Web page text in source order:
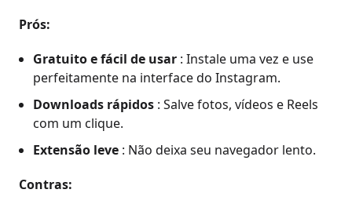
Prós:
Gratuito e fácil de usar : Instale uma vez e use
perfeitamente na interface do Instagram.
Downloads rápidos : Salve fotos, vídeos e Reels
com um clique.
Extensão leve : Não deixa seu navegador lento.
Contras: